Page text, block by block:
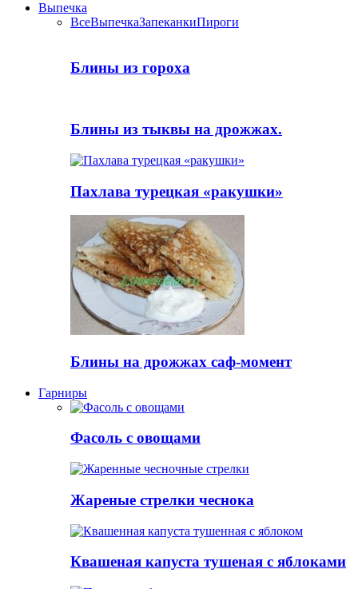
Выпечка
ВсеВыпечкаЗапеканкиПироги
Блины из гороха
Блины из тыквы на дрожжах.
Пахлава турецкая «ракушки»
Блины на дрожжах саф-момент
Гарниры
Фасоль с овощами
Жареные стрелки чеснока
Квашеная капуста тушеная с яблоками